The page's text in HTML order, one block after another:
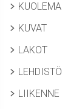
KUOLEMA
KUVAT
LAKOT
LEHDISTÖ
LIIKENNE